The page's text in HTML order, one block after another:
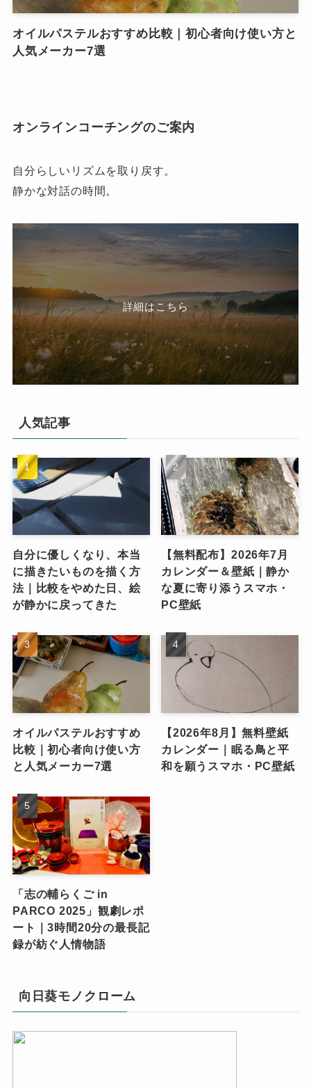
オイルパステルおすすめ比較｜初心者向け使い方と
人気メーカー7選
オンラインコーチングのご案内
自分らしいリズムを取り戻す。
静かな対話の時間。
詳細はこちら
人気記事
自分に優しくなり、本当
に描きたいものを描く方
法｜比較をやめた日、絵
が静かに戻ってきた
【無料配布】2026年7月
カレンダー＆壁紙｜静か
な夏に寄り添うスマホ・
PC壁紙
オイルパステルおすすめ
比較｜初心者向け使い方
と人気メーカー7選
【2026年8月】無料壁紙
カレンダー｜眠る鳥と平
和を願うスマホ・PC壁紙
「志の輔らくご in
PARCO 2025」観劇レポ
ート｜3時間20分の最長記
録が紡ぐ人情物語
向日葵モノクローム